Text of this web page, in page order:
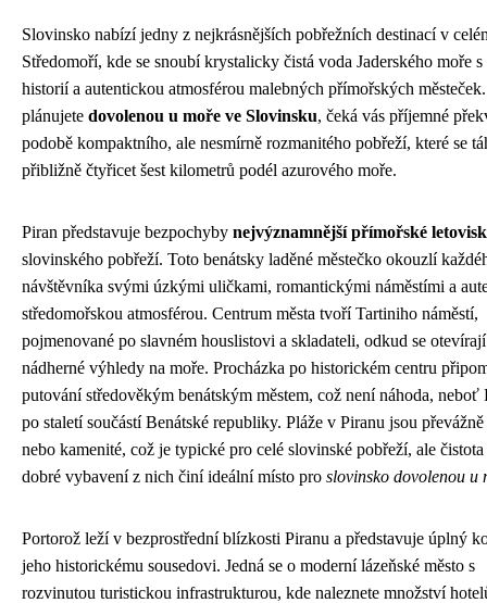
Slovinsko nabízí jedny z nejkrásnějších pobřežních destinací v
Středomoří, kde se snoubí krystalicky čistá voda Jaderského moře s
historií a autentickou atmosférou malebných přímořských
plánujete dovolenou u moře ve Slovinsku, čeká vás příjemné
podobě kompaktního, ale nesmírně rozmanitého pobřeží, které se
přibližně čtyřicet šest kilometrů podél azurového moře.
Piran představuje bezpochyby nejvýznamnější přímořské
slovinského pobřeží. Toto benátsky laděné městečko okouzlí
návštěvníka svými úzkými uličkami, romantickými náměstími a
středomořskou atmosférou. Centrum města tvoří Tartiniho náměstí,
pojmenované po slavném houslistovi a skladateli, odkud se otevírají
nádherné výhledy na moře. Procházka po historickém centru
putování středověkým benátským městem, což není náhoda, neboť
po staletí součástí Benátské republiky. Pláže v Piranu jsou
nebo kamenité, což je typické pro celé slovinské pobřeží, ale
dobré vybavení z nich činí ideální místo pro slovinsko dovolenou u
Portorož leží v bezprostřední blízkosti Piranu a představuje úplný
jeho historickému sousedovi. Jedná se o moderní lázeňské město s
rozvinutou turistickou infrastrukturou, kde naleznete množství